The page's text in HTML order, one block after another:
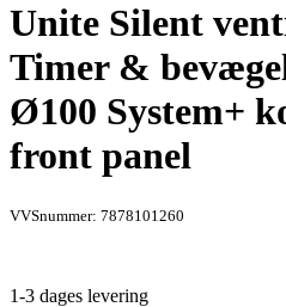
Unite Silent
Timer &
Ø100 System+
front panel
VVSnummer: 7878101260
1-3 dages levering